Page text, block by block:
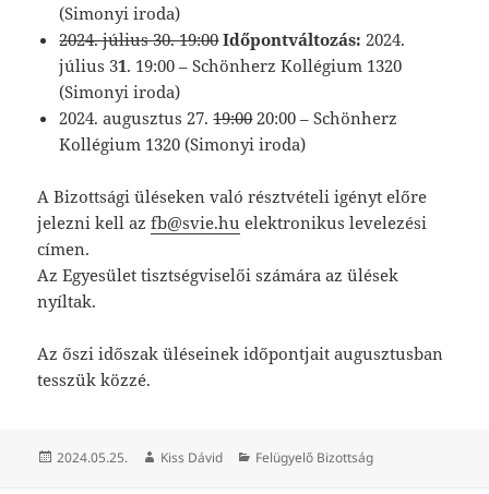
(Simonyi iroda)
2024. július 30. 19:00 Időpontváltozás: 2024.
július 31. 19:00 – Schönherz Kollégium 1320
(Simonyi iroda)
2024. augusztus 27.19:0020:00 – Schönherz
Kollégium 1320 (Simonyi iroda)
A Bizottsági üléseken való résztvételi igényt előre
jelezni kell azfb@svie.hu elektronikus levelezési
címen.
Az Egyesület tisztségviselői számára az ülések
nyíltak.
Az őszi időszak üléseinek időpontjait augusztusban
tesszük közzé.
Közzétéve
2024.05.25. Szerző
Kiss Dávid Kategória
Felügyelő Bizottság